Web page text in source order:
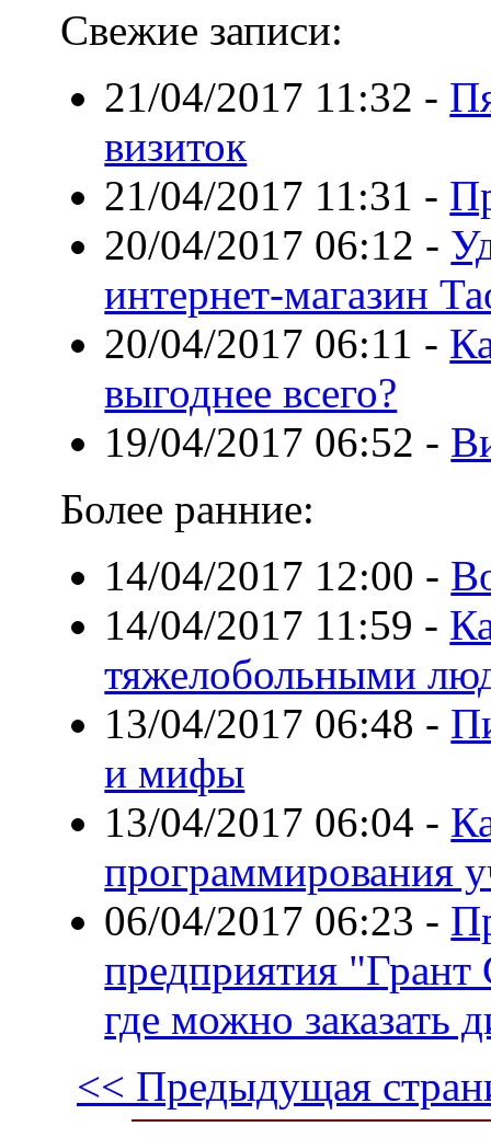
Свежие записи:
21/04/2017 11:32 -
визиток
21/04/2017 11:31 -
20/04/2017 06:12 -
интернет-магазин
20/04/2017 06:11 -
выгоднее всего?
19/04/2017 06:52 -
Более ранние:
14/04/2017 12:00 -
14/04/2017 11:59 -
тяжелобольными
13/04/2017 06:48 -
и мифы
13/04/2017 06:04 -
программирования
06/04/2017 06:23 -
предприятия
где можно заказать
<< Предыдущая